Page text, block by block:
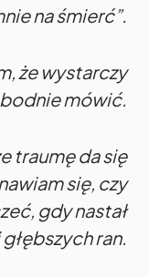
na śmierć”.
że wystarczy
mówić.
traumę da się
się, czy
gdy nastał
ran.